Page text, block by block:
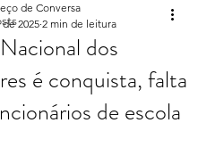
dos
é conquista, falta
de escola
de Conversa
2025 2 min de leitura